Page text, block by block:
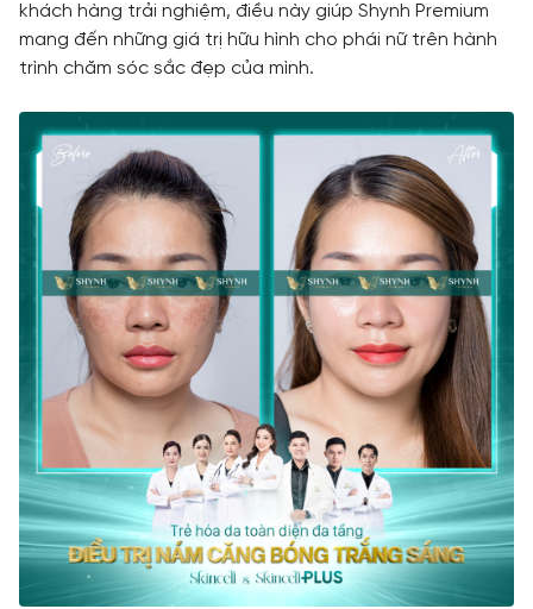
khách hàng trải nghiệm, điều này giúp Shynh Premium
mang đến những giá trị hữu hình cho phái nữ trên hành
trình chăm sóc sắc đẹp của mình.